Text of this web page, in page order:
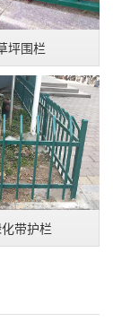
坪围栏
带护栏